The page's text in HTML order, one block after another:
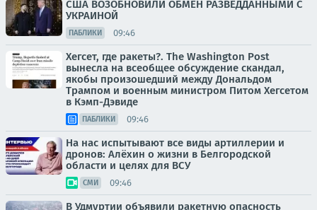
США ВОЗОБНОВИЛИ ОБМЕН РАЗВЕДДАННЫМИ С
УКРАИНОЙ
ПАБЛИКИ 09:46
Хегсет, где ракеты?. The Washington Post
вынесла на всеобщее обсуждение скандал,
якобы произошедший между Дональдом
Трампом и военным министром Питом Хегсетом
в Кэмп-Дэвиде
ПАБЛИКИ 09:46
На нас испытывают все виды артиллерии и
дронов: Алёхин о жизни в Белгородской
области и целях для ВСУ
СМИ 09:46
В Удмуртии объявили ракетную опасность